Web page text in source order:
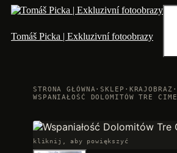
Przejdź
treści
Tomáš Picka | Exkluzivní fotoobrazy
STRONA GŁÓWNA·SKLEP · KRAJOBRAZ ·
WSPANIAŁOŚĆ DOLOMITÓW TRE CIME
kliknij, aby powiększyć